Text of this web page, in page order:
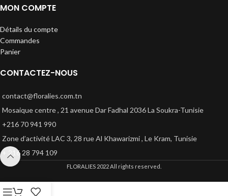
MON COMPTE
Détails du compte
Commandes
Panier
CONTACTEZ-NOUS
contact@floralies.com.tn
Mosaique centre , 21 avenue Dar Fadhal 2036 La Soukra-Tunisie
+216 70 941 990
Zone d’activité LAC 3, 28 rue Al Khawarizmi , Le Kram, Tunisie
+ 216 28 794 109
FLORALIES 2022 All rights reserved.